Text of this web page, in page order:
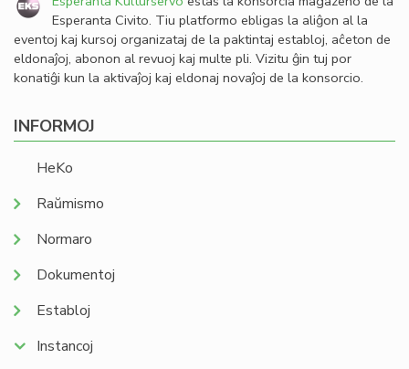
Esperanta Civito. Tiu platformo ebligas la aliĝon al la
eventoj kaj kursoj organizataj de la paktintaj establoj, aĉeton de
eldonaĵoj, abonon al revuoj kaj multe pli. Vizitu ĝin tuj por
konatiĝi kun la aktivaĵoj kaj eldonaj novaĵoj de la konsorcio.
INFORMOJ
HeKo
Raŭmismo
Normaro
Dokumentoj
Establoj
Instancoj